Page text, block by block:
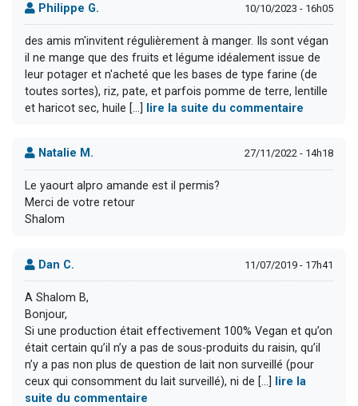
Philippe G. 10/10/2023 - 16h05
des amis m'invitent régulièrement à manger. Ils sont végan
il ne mange que des fruits et légume idéalement issue de
leur potager et n'acheté que les bases de type farine (de
toutes sortes), riz, pate, et parfois pomme de terre, lentille
et haricot sec, huile [...]
lire la suite du commentaire
Natalie M. 27/11/2022 - 14h18
Le yaourt alpro amande est il permis?
Merci de votre retour
Shalom
Dan C. 11/07/2019 - 17h41
A Shalom B,
Bonjour,
Si une production était effectivement 100% Vegan et qu’on
était certain qu’il n’y a pas de sous-produits du raisin, qu’il
n’y a pas non plus de question de lait non surveillé (pour
ceux qui consomment du lait surveillé), ni de [...]
lire la
suite du commentaire